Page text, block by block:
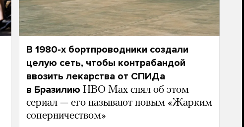
В 1980-х бортпроводники создали
целую сеть, чтобы контрабандой
ввозить лекарства от СПИДа
в Бразилию HBO Max снял об этом
сериал — его называют новым «Жарким
соперничеством»